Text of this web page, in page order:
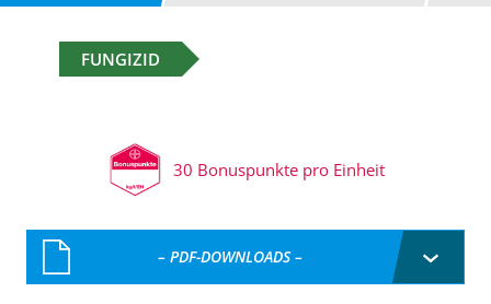
FUNGIZID
30 Bonuspunkte pro Einheit
– PDF-DOWNLOADS –